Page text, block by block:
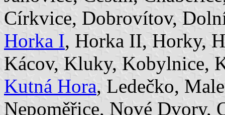
Církvice, Dobrovítov,
Horka I, Horka II, Horky,
Kácov, Kluky, Kobylnice,
Kutná Hora, Ledečko,
Nepoměřice, Nové Dvory,